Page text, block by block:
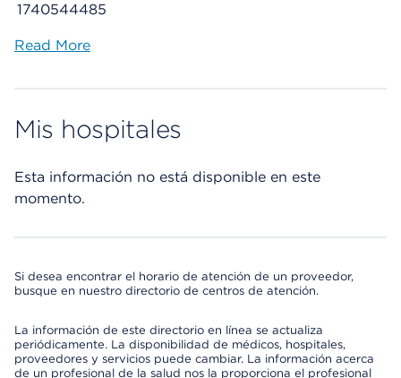
1740544485
Read More
Mis hospitales
Esta información no está disponible en este
momento.
Si desea encontrar el horario de atención de un proveedor,
busque en nuestro directorio de centros de atención.
La información de este directorio en línea se actualiza
periódicamente. La disponibilidad de médicos, hospitales,
proveedores y servicios puede cambiar. La información acerca
de un profesional de la salud nos la proporciona el profesional